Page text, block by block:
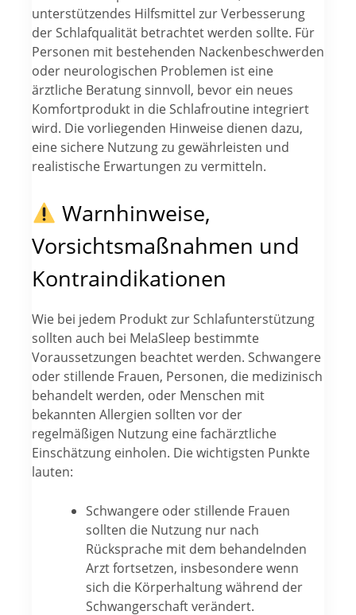
unterstützendes Hilfsmittel zur Verbesserung
der Schlafqualität betrachtet werden sollte. Für
Personen mit bestehenden Nackenbeschwerden
oder neurologischen Problemen ist eine
ärztliche Beratung sinnvoll, bevor ein neues
Komfortprodukt in die Schlafroutine integriert
wird. Die vorliegenden Hinweise dienen dazu,
eine sichere Nutzung zu gewährleisten und
realistische Erwartungen zu vermitteln.
Warnhinweise,
Vorsichtsmaßnahmen und
Kontraindikationen
Wie bei jedem Produkt zur Schlafunterstützung
sollten auch bei MelaSleep bestimmte
Voraussetzungen beachtet werden. Schwangere
oder stillende Frauen, Personen, die medizinisch
behandelt werden, oder Menschen mit
bekannten Allergien sollten vor der
regelmäßigen Nutzung eine fachärztliche
Einschätzung einholen. Die wichtigsten Punkte
lauten:
Schwangere oder stillende Frauen
sollten die Nutzung nur nach
Rücksprache mit dem behandelnden
Arzt fortsetzen, insbesondere wenn
sich die Körperhaltung während der
Schwangerschaft verändert.